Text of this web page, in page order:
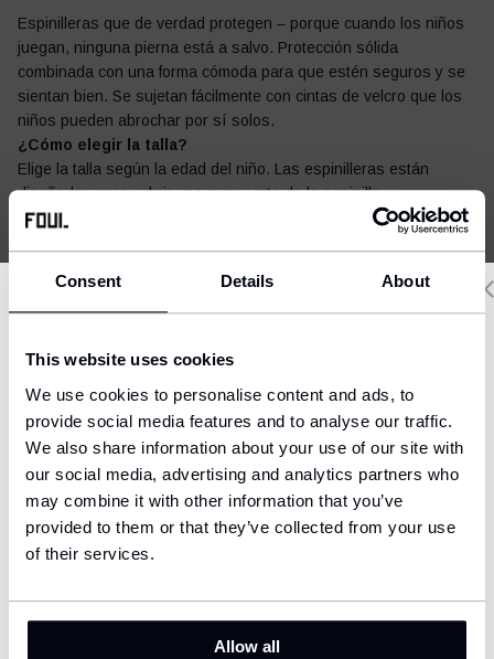
Consent Details About
This website uses cookies
We use cookies to personalise content and ads, to
provide social media features and to analyse our traffic.
We also share information about your use of our site with
our social media, advertising and analytics partners who
may combine it with other information that you’ve
provided to them or that they’ve collected from your use
of their services.
Allow all
Espinilleras que de verdad protegen – porque cuando los niños
juegan, ninguna pierna está a salvo. Protección sólida
combinada con una forma cómoda para que estén seguros y se
sientan bien. Se sujetan fácilmente con cintas de velcro que los
niños pueden abrochar por sí solos.
¿Cómo elegir la talla?
Elige la talla según la edad del niño. Las espinilleras están
diseñadas para cubrir una gran parte de la espinilla.
¿Cómo elegir la talla?
Envíos y pagos
PUEDE SER ÚTIL
your location.
United States (USD)
Ship to
English
Language
CONFIRM